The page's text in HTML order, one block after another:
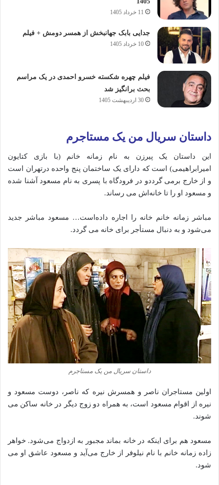
11 خرداد 1405
جدایی بابک جهانبخش از همسر دومش + فیلم
10 خرداد 1405
فیلم چهره شکسته خسرو احمدی در یک مراسم
بحث برانگیز شد
30 اردیبهشت 1405
داستان سریال من یک مستاجرم
این داستان یک پیرزن به نام زمانه خانم (با بازی کتایون
امیرابراهیمی) است که دارای یک ساختمان پنج واحده درتهران است
و از خارج برمی گرددو در فرودگاه با پسری به نام مسعود آشنا شده
و مسعود او را تا خانه‌اش می‌ رساند.
مباشر زمانه خانم خانه را اجاره داده‌است… مسعود مباشر جدید
می‌شود و به دنبال مستأجر برای خانه می‌ گردد.
داستان سریال من یک مستاجرم
اولین مستاجران ناصر و همسرش نیره که ناصر، دوست مسعود و
نیره از اقوام مسعود است، به همراه دو زوج دیگر در خانه ساکن می‌
شوند.
مسعود هم برای اینکه در خانه بماند مجبور به ازدواج می‌شود. خواهر
زاده زمانه خانم با نام نیلوفر از خارج می‌آید و مسعود عاشق او می‌
شود.